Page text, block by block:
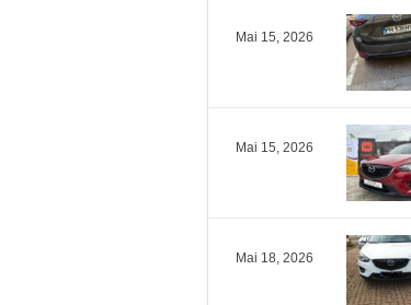
Mai 15, 2026
Mai 15, 2026
Mai 18, 2026